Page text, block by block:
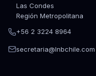
Las Condes
Región Metropolitana
+56 2 3224 8964
secretaria@lnbchile.com